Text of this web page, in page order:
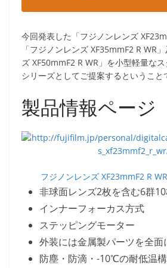
今回発表した「フジノンレンズ
「フジノンレンズ XF35mmF2 R WR
ズ XF50mmF2 R WR」を小型軽量な
シリーズとしてご提案するということ
製品情報ページ
フジノンレンズ XF23mmF2 R
非球面レンズ2枚を含む6群
インナーフォーカス方式
ステッピングモーター
外装には金属製パーツを全面
防塵・防滴・-10℃の耐低温